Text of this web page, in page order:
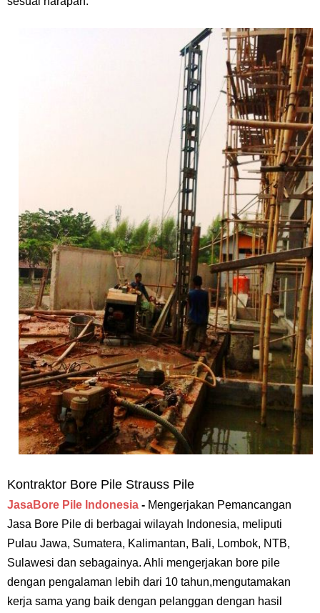
Kontraktor Bore Pile Strauss Pile
JasaBore Pile Indonesia - Mengerjakan Pemancangan
Jasa Bore Pile di berbagai wilayah Indonesia, meliputi
Pulau Jawa, Sumatera, Kalimantan, Bali, Lombok, NTB,
Sulawesi dan sebagainya. Ahli mengerjakan bore pile
dengan pengalaman lebih dari 10 tahun,mengutamakan
kerja sama yang baik dengan pelanggan dengan hasil